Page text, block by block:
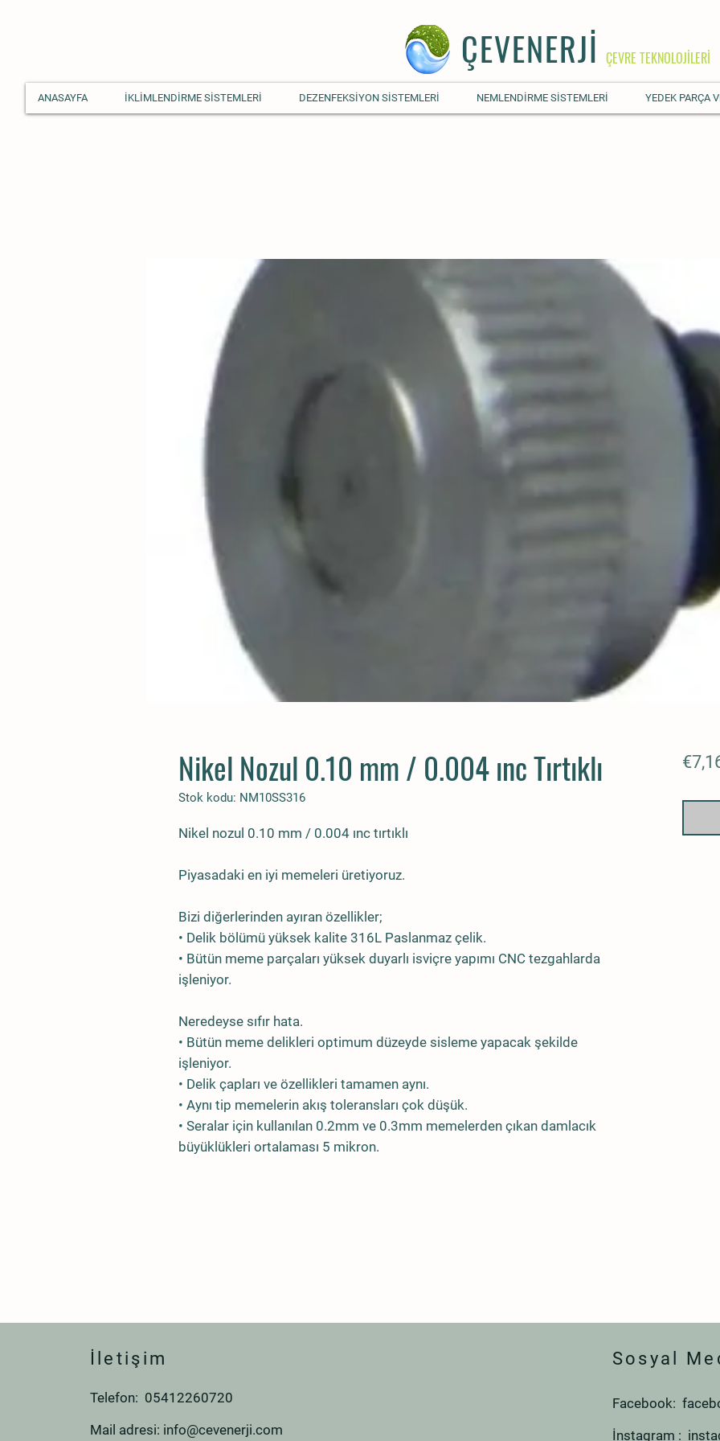
ANASAYFA İKLİMLENDİRME SİSTEMLERİ DEZENFEKSİYON SİSTEMLERİ NEMLENDİRME SİSTEMLERİ YEDEK PARÇA
ÇEVRE TEKNOLOJİLERİ
ÇEVENERJİ
Nikel Nozul 0.10 mm / 0.004 ınc Tırtıklı
Stok kodu: NM10SS316
Nikel nozul 0.10 mm / 0.004 ınc tırtıklı
Piyasadaki en iyi memeleri üretiyoruz.
Bizi diğerlerinden ayıran özellikler;
• Delik bölümü yüksek kalite 316L Paslanmaz çelik.
• Bütün meme parçaları yüksek duyarlı isviçre yapımı CNC tezgahlarda
işleniyor.
Neredeyse sıfır hata.
• Bütün meme delikleri optimum düzeyde sisleme yapacak şekilde
işleniyor.
• Delik çapları ve özellikleri tamamen aynı.
• Aynı tip memelerin akış toleransları çok düşük.
• Seralar için kullanılan 0.2mm ve 0.3mm memelerden çıkan damlacık
büyüklükleri ortalaması 5 mikron.
İletişim
Telefon: 05412260720
Mail adresi: info@cevenerji.com
Sosyal
Facebook:
İnstagram :